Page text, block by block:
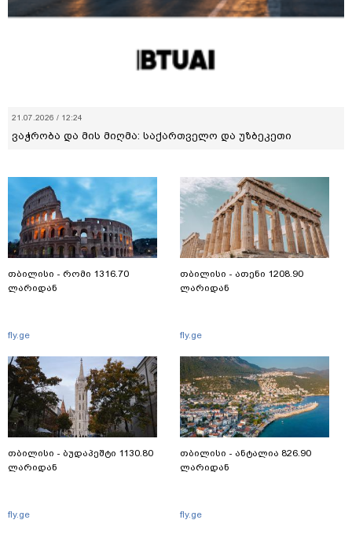
21.07.2026 / 12:24
ვაჭრობა და მის მიღმა: საქართველო და უზბეკეთი
თბილისი - რომი 1316.70
ლარიდან
fly.ge
თბილისი - ბუდაპეშტი 1130.80
ლარიდან
fly.ge
თბილისი - ათენი 1208.90
ლარიდან
fly.ge
თბილისი - ანტალია 826.90
ლარიდან
fly.ge